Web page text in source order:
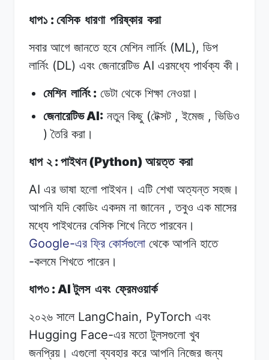
ধাপ১ : বেসিক ধারণা পরিষ্কার করা
সবার আগে জানতে হবে মেশিন লার্নিং (ML), ডিপ
লার্নিং (DL) এবং জেনারেটিভAI এরমধ্যে পার্থক্য কী।
মেশিন লার্নিং: ডেটা থেকে শিক্ষা নেওয়া।
জেনারেটিভAI: নতুন কিছু(টেক্সট ,ইমেজ , ভিডিও
)তৈরি করা।
ধাপ ২ : পাইথন(Python) আয়ত্ত করা
AI এর ভাষা হলো পাইথন। এটি শেখা অত্যন্ত সহজ।
আপনি যদি কোডিং একদম না জানেন ,তবুও এক মাসের
মধ্যে পাইথনের বেসিক শিখে নিতে পারবেন।
Google-এর ফ্রি কোর্সগুলো থেকে আপনি হাতে
-কলমে শিখতে পারেন।
ধাপ৩ : AIটুলস এবং ফ্রেমওয়ার্ক
২০২৬ সালেLangChain, PyTorch এবং
Hugging Face-এর মতো টুলসগুলো খুব
জনপ্রিয়। এগুলো ব্যবহার করে আপনি নিজের জন্য